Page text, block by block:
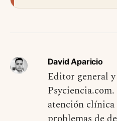
David Aparicio
Editor general
atención